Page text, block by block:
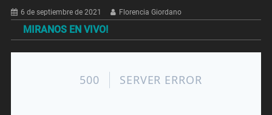
6 de septiembre de 2021 Florencia Giordano
MIRANOS EN VIVO!